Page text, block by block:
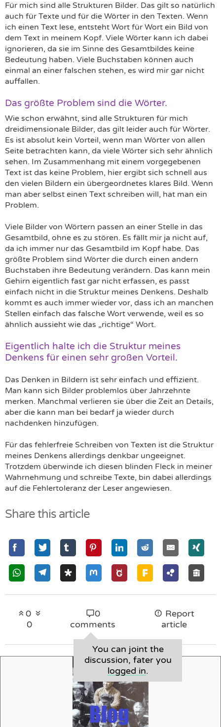
Für mich sind alle Strukturen Bilder. Das gilt so natürlich
auch für Texte und für die Wörter in den Texten. Wenn
ich einen Text lese, entsteht Wort für Wort ein Bild von
dem Text in meinem Kopf. Viele Wörter kann ich dabei
ignorieren, da sie im Sinne des Gesamtbildes keine
Bedeutung haben. Viele Buchstaben können auch
einmal an einer falschen stehen, es wird mir gar nicht
auffallen.
Das größte Problem sind die Wörter.
Wie schon erwähnt, sind alle Strukturen für mich
dreidimensionale Bilder, das gilt leider auch für Wörter.
Es ist absolut kein Vorteil, wenn man Wörter von allen
Seite betrachten kann, da viele Wörter sich sehr ähnlich
sehen. Im Zusammenhang mit einem vorgegebenen
Text ist das keine Problem, hier ergibt sich schnell aus
den vielen Bildern ein übergeordnetes klares Bild. Wenn
man aber selbst einen Text schreiben will, hat man ein
Problem.
Viele Bilder von Wörtern passen an einer Stelle in das
Gesamtbild, ohne es zu stören. Es fällt mir ja nicht auf,
da ich immer nur das Gesamtbild im Kopf habe. Das
größte Problem sind Wörter die durch einen andern
Buchstaben ihre Bedeutung verändern. Das kann mein
Gehirn eigentlich fast gar nicht erfassen, es passt
einfach nicht in die Struktur meines Denkens. Deshalb
kommt es auch immer wieder vor, dass ich an manchen
Stellen einfach das falsche Wort verwende, weil es so
ähnlich aussieht wie das „richtige“ Wort.
Eigentlich halte ich die Struktur meines
Denkens für einen sehr großen Vorteil.
Das Denken in Bildern ist sehr einfach und effizient.
Man kann sich Bilder problemlos über Jahrzehnte
merken. Manchmal verlieren sie über die Zeit an Details,
aber die kann man bei bedarf ja wieder durch
nachdenken hinzufügen.
Für das fehlerfreie Schreiben von Texten ist die Struktur
meines Denkens allerdings denkbar ungeeignet.
Trotzdem überwinde ich diesen blinden Fleck in meiner
Wahrnehmung und schreibe Texte, bin dabei allerdings
auf die Fehlertoleranz der Leser angewiesen.
Share this article
0
0
0
comments
You can joint the
discussion, fater you
logged in.
Report
article